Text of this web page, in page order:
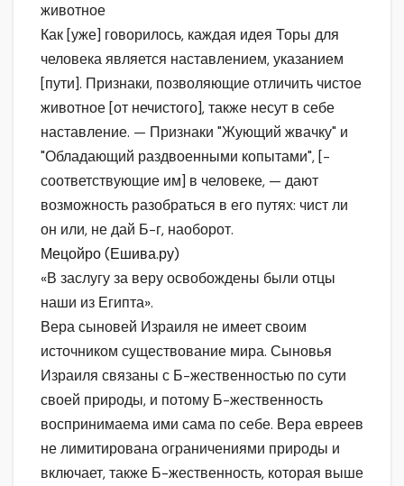
животное
Как [уже] говорилось, каждая идея Торы для
человека является наставлением, указанием
[пути]. Признаки, позволяющие отличить чистое
животное [от нечистого], также несут в себе
наставление. — Признаки "Жующий жвачку" и
"Обладающий раздвоенными копытами", [-
соответствующие им] в человеке, — дают
возможность разобраться в его путях: чист ли
он или, не дай Б-г, наоборот.
Мецойро (Ешива.ру)
«В заслугу за веру освобождены были отцы
наши из Египта».
Вера сыновей Израиля не имеет своим
источником существование мира. Сыновья
Израиля связаны с Б-жественностью по сути
своей природы, и потому Б-жественность
воспринимаема ими сама по себе. Вера евреев
не лимитирована ограничениями природы и
включает, также Б-жественность, которая выше